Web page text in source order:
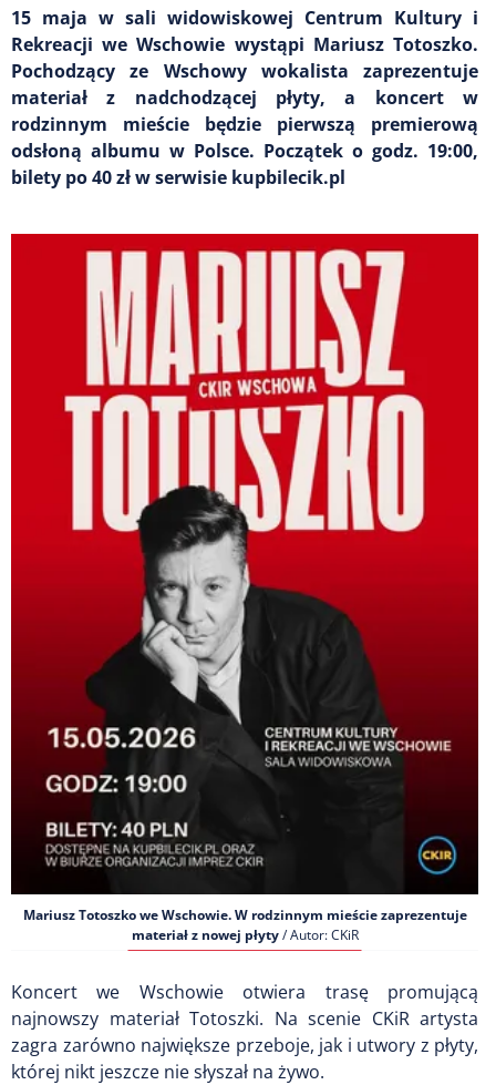
15 maja w sali widowiskowej Centrum Kultury i
Rekreacji we Wschowie wystąpi Mariusz Totoszko.
Pochodzący ze Wschowy wokalista zaprezentuje
materiał z nadchodzącej płyty, a koncert w
rodzinnym mieście będzie pierwszą premierową
odsłoną albumu w Polsce. Początek o godz. 19:00,
bilety po 40 zł w serwisie kupbilecik.pl
Mariusz Totoszko we Wschowie. W rodzinnym mieście zaprezentuje
materiał z nowej płyty / Autor: CKiR
Koncert we Wschowie otwiera trasę promującą
najnowszy materiał Totoszki. Na scenie CKiR artysta
zagra zarówno największe przeboje, jak i utwory z płyty,
której nikt jeszcze nie słyszał na żywo.